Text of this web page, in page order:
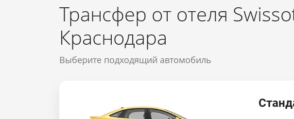
Трансфер от отеля
Краснодара
Выберите подходящий автомобиль